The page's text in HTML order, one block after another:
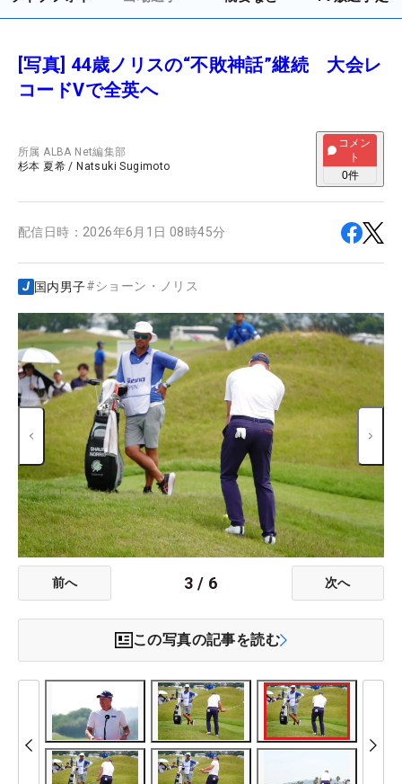
[写真] 44歳ノリスの“不敗神話”継続 大会レ
コードVで全英へ
所属ALBA Net編集部
杉本 夏希 / Natsuki Sugimoto
コメン
ト
0件
配信日時： 2026年6月1日 08時45分
国内男子#ショーン・ノリス
前へ 3 / 6 次へ
この写真の記事を読む